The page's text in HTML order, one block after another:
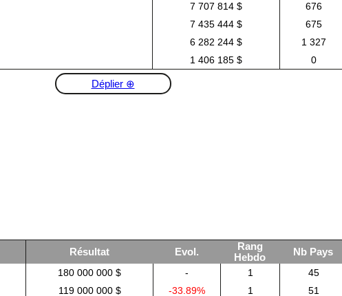
7 707 814 $ 676
7 435 444 $ 675
6 282 244 $ 1 327
1 406 185 $ 0
Déplier ⊕
Résultat Evol.
Rang
Hebdo
Nb Pays
180 000 000 $ - 1 45
119 000 000 $ -33.89% 1 51